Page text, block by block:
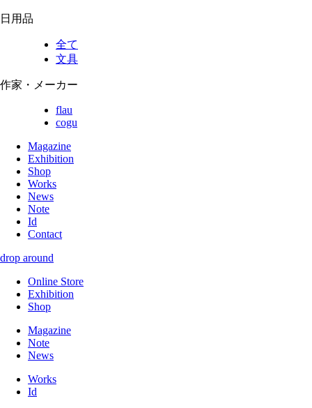
日用品
全て
文具
作家・メーカー
flau
cogu
Magazine
Exhibition
Shop
Works
News
Note
Id
Contact
drop around
Online Store
Exhibition
Shop
Magazine
Note
News
Works
Id